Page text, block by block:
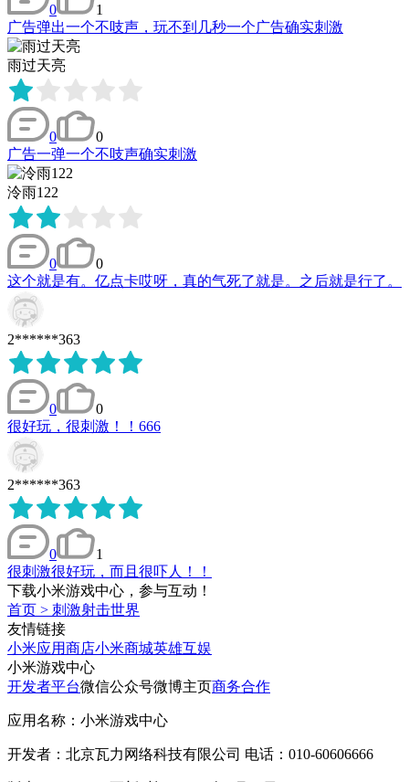
0
1
广告弹出一个不吱声，玩不到几秒一个广告确实刺激
雨过天亮
0
0
广告一弹一个不吱声确实刺激
泠雨122
0
0
这个就是有。亿点卡哎呀，真的气死了就是。之后就是行了。
2******363
0
0
很好玩，很刺激！！666
2******363
0
1
很刺激很好玩，而且很吓人！！
下载小米游戏中心，参与互动！
首页 > 刺激射击世界
友情链接
小米应用商店小米商城英雄互娱
小米游戏中心
开发者平台微信公众号微博主页商务合作
应用名称：小米游戏中心
开发者：北京瓦力网络科技有限公司 电话：010-60606666